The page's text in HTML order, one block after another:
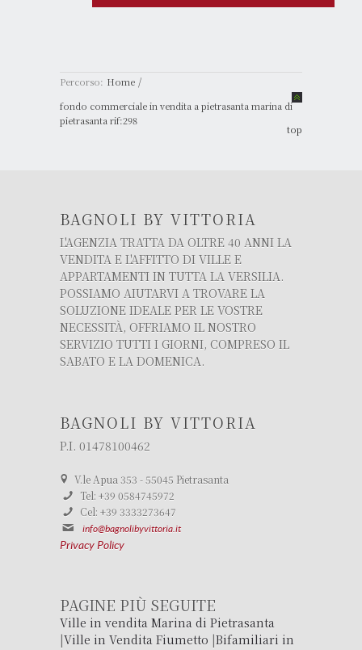
Percorso: Home /
fondo commerciale in vendita a pietrasanta marina di
pietrasanta rif:298
top
BAGNOLI BY VITTORIA
L'AGENZIA TRATTA DA OLTRE 40 ANNI LA
VENDITA E L'AFFITTO DI VILLE E
APPARTAMENTI IN TUTTA LA VERSILIA.
POSSIAMO AIUTARVI A TROVARE LA
SOLUZIONE IDEALE PER LE VOSTRE
NECESSITÀ, OFFRIAMO IL NOSTRO
SERVIZIO TUTTI I GIORNI, COMPRESO IL
SABATO E LA DOMENICA.
BAGNOLI BY VITTORIA
P.I. 01478100462
V.le Apua 353 - 55045 Pietrasanta
Tel: +39 0584745972
Cel: +39 3333273647
info@bagnolibyvittoria.it
Privacy Policy
PAGINE PIÙ SEGUITE
Ville in vendita Marina di Pietrasanta
|Ville in Vendita Fiumetto |Bifamiliari in